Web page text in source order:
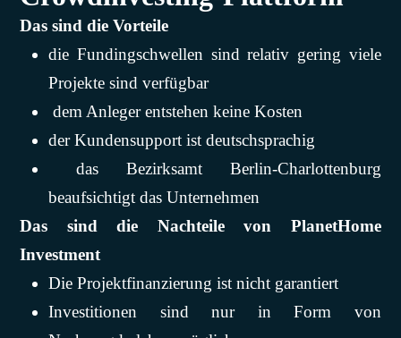
Das sind die Vorteile
die Fundingschwellen sind relativ gering viele
Projekte sind verfügbar
dem Anleger entstehen keine Kosten
der Kundensupport ist deutschsprachig
das Bezirksamt Berlin-Charlottenburg
beaufsichtigt das Unternehmen
Das sind die Nachteile von PlanetHome
Investment
Die Projektfinanzierung ist nicht garantiert
Investitionen sind nur in Form von